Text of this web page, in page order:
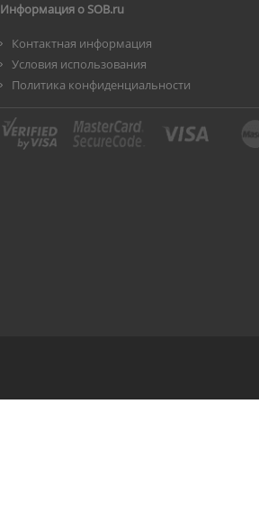
Информация о SOB.ru
Контактная информация
Условия использования
Политика конфиденциальности